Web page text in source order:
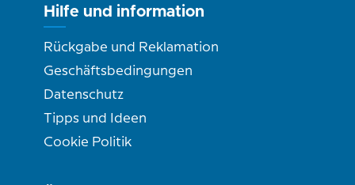
Hilfe und information
Rückgabe und Reklamation
Geschäftsbedingungen
Datenschutz
Tipps und Ideen
Cookie Politik